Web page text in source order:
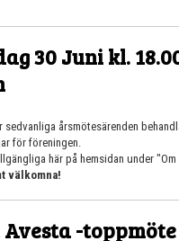
25/26
ABK
30 Juni kl.
årsmötesärenden
för föreningen.
här på hemsidan under "Om
välkomna!
-